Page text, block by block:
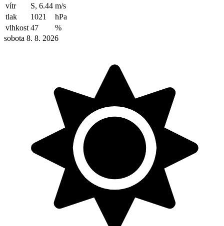
vítr
S, 6.44 m/s
tlak
1021
hPa
vlhkost 47
%
sobota 8. 8. 2026